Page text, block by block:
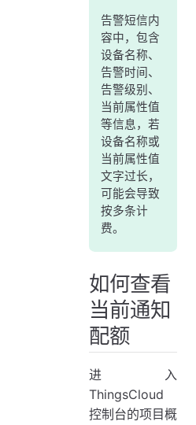
告警短信内
容中，包含
设备名称、
告警时间、
告警级别、
当前属性值
等信息，若
设备名称或
当前属性值
文字过长，
可能会导致
按多条计
费。
如何查看
当前通知
配额
进入
ThingsCloud
控制台的项目概